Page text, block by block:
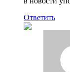
Ответить